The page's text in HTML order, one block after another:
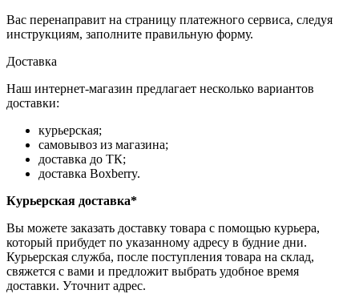
Вас перенаправит на страницу платежного сервиса, следуя
инструкциям, заполните правильную форму.
Доставка
Наш интернет-магазин предлагает несколько вариантов
доставки:
курьерская;
самовывоз из магазина;
доставка до ТК;
доставка Boxberry.
Курьерская доставка*
Вы можете заказать доставку товара с помощью курьера,
который прибудет по указанному адресу в будние дни.
Курьерская служба, после поступления товара на склад,
свяжется с вами и предложит выбрать удобное время
доставки. Уточнит адрес.